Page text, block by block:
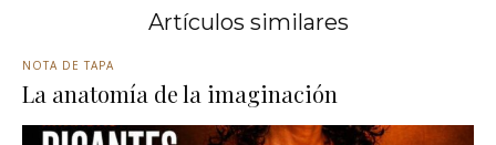
Artículos similares
NOTA DE TAPA
La anatomía de la imaginación